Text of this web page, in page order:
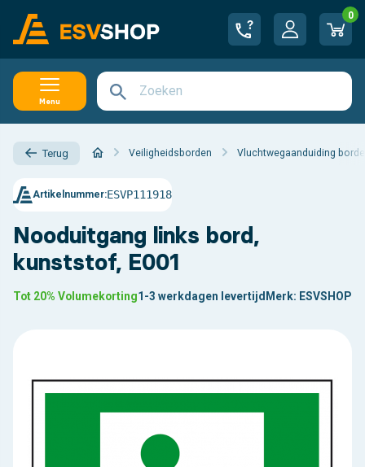
0
Menu
Terug Veiligheidsborden Vluchtwegaanduiding
Nooduitgang links bord,
kunststof, E001
Artikelnummer:ESVP111918
Tot 20% Volumekorting1-3 werkdagen levertijd Merk: ESVSHOP